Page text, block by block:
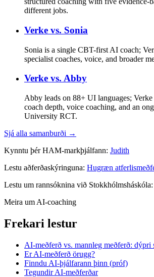
different jobs.
Verke vs. Sonia
Sonia is a single CBT-first AI coach;
specialist coaches, voice, and broader
Verke vs. Abby
Abby leads on 88+ UI languages; Verke
coach depth, voice coaching, and an
University RCT.
Sjá alla samanburði →
Kynntu þér HAM-markþjálfann: Judith
Lestu aðferðaskýringuna: Hugræn
Lestu um rannsóknina við Stokkhólmsháskóla:
Meira um AI-coaching
Frekari lestur
AI-meðferð vs. mannleg meðferð: dýpri
Er AI-meðferð örugg?
Finndu AI-þjálfarann þinn (próf)
Tegundir AI-meðferðar